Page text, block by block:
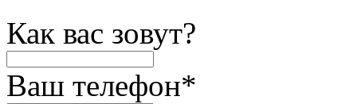
Как вас зовут?
Ваш телефон*